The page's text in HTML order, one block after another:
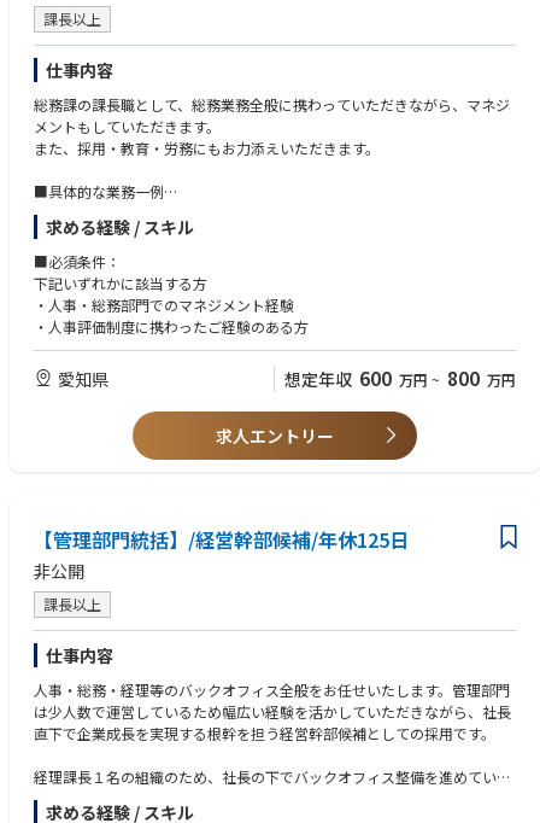
課長以上
仕事内容
総務課の課長職として、総務業務全般に携わっていただきながら、マネジ
メントもしていただきます。
また、採用・教育・労務にもお力添えいただきます。
■具体的な業務一例
・総務業務全般
・各種イベントの調整
・人事制度（評価制度・働き方制度等）の見直し
・採用（新卒・中途）業務
・労務（給与・社保等）
・教育
求める経験 / スキル
■必須条件：
下記いずれかに該当する方
・人事・総務部門でのマネジメント経験
・人事評価制度に携わったご経験のある方
愛知県 想定年収 600 万円 ~ 800 万円
求人エントリー
【管理部門統括】/経営幹部候補/年休125日
非公開
課長以上
仕事内容
人事・総務・経理等のバックオフィス全般をお任せいたします。管理部門
は少人数で運営しているため幅広い経験を活かしていただきながら、社長
直下で企業成長を実現する根幹を担う経営幹部候補としての採用です。
経理課長１名の組織のため、社長の下でバックオフィス整備を進めていた
だきながら、実務もお任せするポジションとなります。
求める経験 / スキル